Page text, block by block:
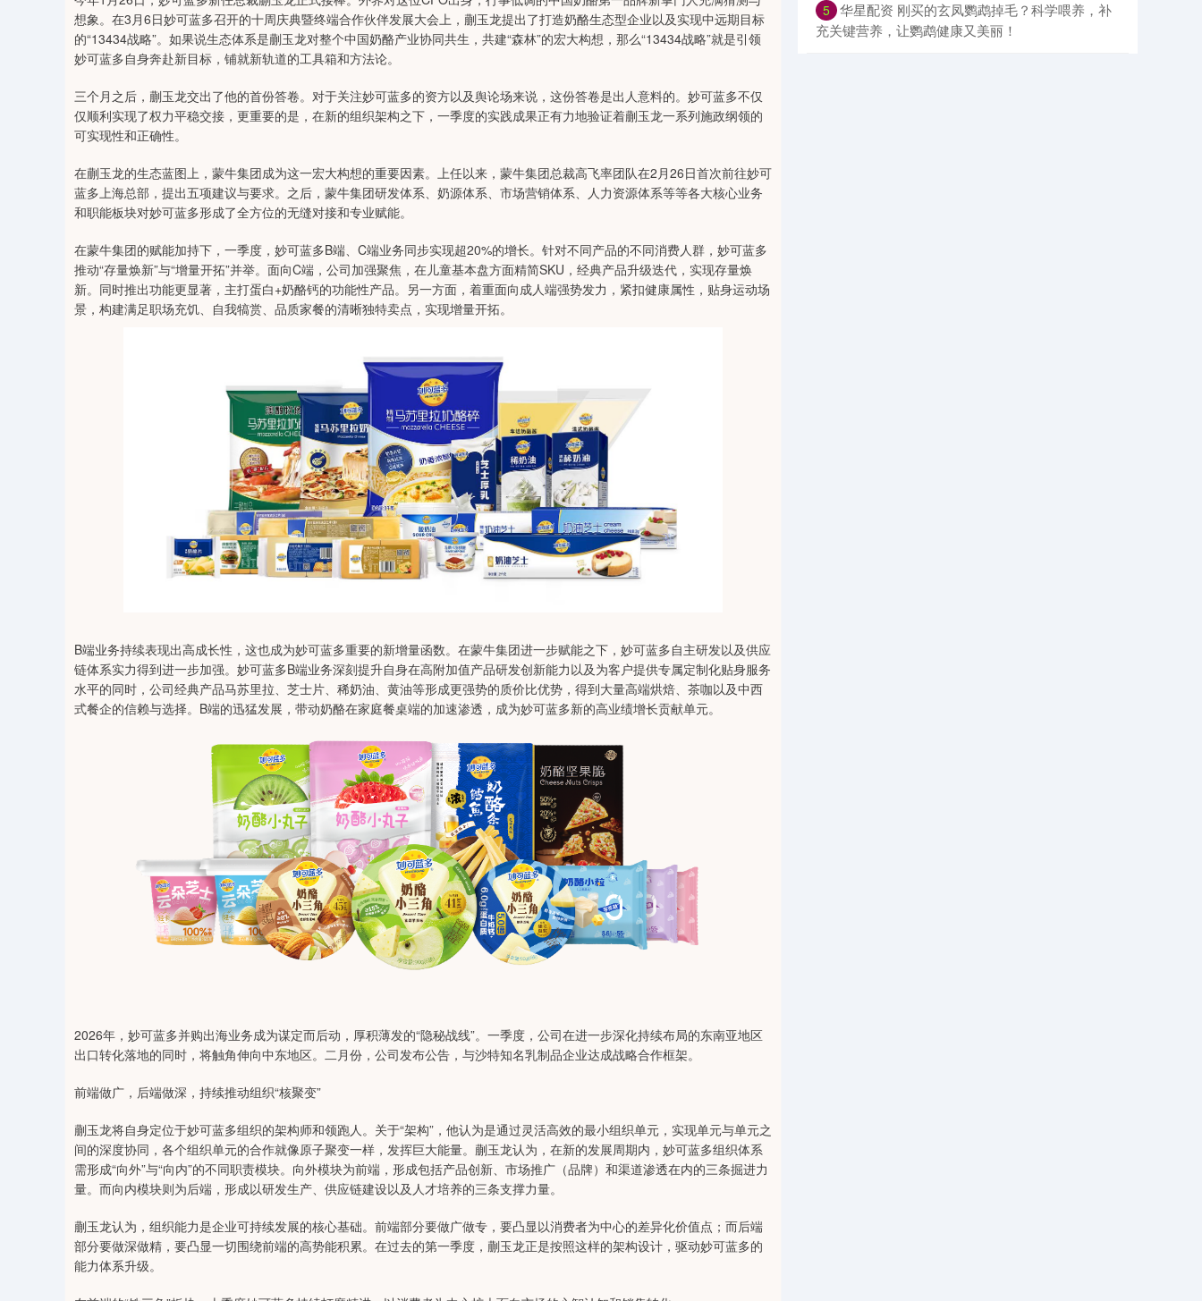
想象。在3月6日妙可蓝多召开的十周庆典暨终端合作伙伴发展大会上，蒯玉龙提出了打造奶酪生态型企业以及实现中远期目标
的“13434战略”。如果说生态体系是蒯玉龙对整个中国奶酪产业协同共生，共建“森林”的宏大构想，那么“13434战略”就是引领
妙可蓝多自身奔赴新目标，铺就新轨道的工具箱和方法论。
三个月之后，蒯玉龙交出了他的首份答卷。对于关注妙可蓝多的资方以及舆论场来说，这份答卷是出人意料的。妙可蓝多不仅
仅顺利实现了权力平稳交接，更重要的是，在新的组织架构之下，一季度的实践成果正有力地验证着蒯玉龙一系列施政纲领的
可实现性和正确性。
在蒯玉龙的生态蓝图上，蒙牛集团成为这一宏大构想的重要因素。上任以来，蒙牛集团总裁高飞率团队在2月26日首次前往妙可
蓝多上海总部，提出五项建议与要求。之后，蒙牛集团研发体系、奶源体系、市场营销体系、人力资源体系等等各大核心业务
和职能板块对妙可蓝多形成了全方位的无缝对接和专业赋能。
在蒙牛集团的赋能加持下，一季度，妙可蓝多B端、C端业务同步实现超20%的增长。针对不同产品的不同消费人群，妙可蓝多
推动“存量焕新”与“增量开拓”并举。面向C端，公司加强聚焦，在儿童基本盘方面精简SKU，经典产品升级迭代，实现存量焕
新。同时推出功能更显著，主打蛋白+奶酪钙的功能性产品。另一方面，着重面向成人端强势发力，紧扣健康属性，贴身运动场
景，构建满足职场充饥、自我犒赏、品质家餐的清晰独特卖点，实现增量开拓。
B端业务持续表现出高成长性，这也成为妙可蓝多重要的新增量函数。在蒙牛集团进一步赋能之下，妙可蓝多自主研发以及供应
链体系实力得到进一步加强。妙可蓝多B端业务深刻提升自身在高附加值产品研发创新能力以及为客户提供专属定制化贴身服务
水平的同时，公司经典产品马苏里拉、芝士片、稀奶油、黄油等形成更强势的质价比优势，得到大量高端烘焙、茶咖以及中西
式餐企的信赖与选择。B端的迅猛发展，带动奶酪在家庭餐桌端的加速渗透，成为妙可蓝多新的高业绩增长贡献单元。
2026年，妙可蓝多并购出海业务成为谋定而后动，厚积薄发的“隐秘战线”。一季度，公司在进一步深化持续布局的东南亚地区
出口转化落地的同时，将触角伸向中东地区。二月份，公司发布公告，与沙特知名乳制品企业达成战略合作框架。
前端做广，后端做深，持续推动组织“核聚变”
蒯玉龙将自身定位于妙可蓝多组织的架构师和领跑人。关于“架构”，他认为是通过灵活高效的最小组织单元，实现单元与单元之
间的深度协同，各个组织单元的合作就像原子聚变一样，发挥巨大能量。蒯玉龙认为，在新的发展周期内，妙可蓝多组织体系
需形成“向外”与“向内”的不同职责模块。向外模块为前端，形成包括产品创新、市场推广（品牌）和渠道渗透在内的三条掘进力
量。而向内模块则为后端，形成以研发生产、供应链建设以及人才培养的三条支撑力量。
蒯玉龙认为，组织能力是企业可持续发展的核心基础。前端部分要做广做专，要凸显以消费者为中心的差异化价值点；而后端
部分要做深做精，要凸显一切围绕前端的高势能积累。在过去的第一季度，蒯玉龙正是按照这样的架构设计，驱动妙可蓝多的
能力体系升级。
5 ​华星配资 刚买的玄凤鹦鹉掉毛？科学喂养，补
充关键营养，让鹦鹉健康又美丽！